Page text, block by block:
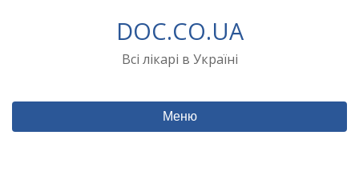
DOC.CO.UA
Всі лікарі в Україні
Меню